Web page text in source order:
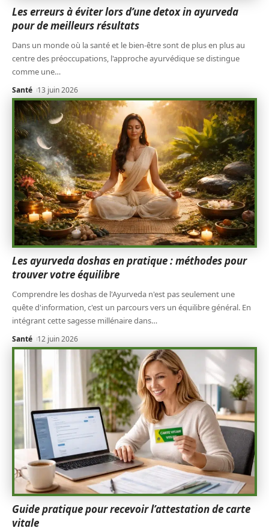
Les erreurs à éviter lors d’une detox in ayurveda
pour de meilleurs résultats
Dans un monde où la santé et le bien-être sont de plus en plus au
centre des préoccupations, l'approche ayurvédique se distingue
comme une…
Santé 13 juin 2026
Les ayurveda doshas en pratique : méthodes pour
trouver votre équilibre
Comprendre les doshas de l'Ayurveda n'est pas seulement une
quête d'information, c'est un parcours vers un équilibre général. En
intégrant cette sagesse millénaire dans…
Santé 12 juin 2026
Guide pratique pour recevoir l’attestation de carte
vitale